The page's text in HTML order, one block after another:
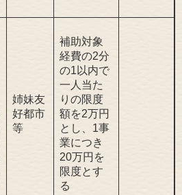
姉妹友
好都市
等
補助対象
経費の2分
の1以内で
一人当た
りの限度
額を2万円
とし、1事
業につき
20万円を
限度とす
る